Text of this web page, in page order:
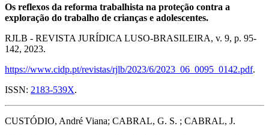
Os reflexos da reforma trabalhista na proteção contra a
exploração do trabalho de crianças e adolescentes.
RJLB - REVISTA JURÍDICA LUSO-BRASILEIRA, v. 9, p. 95-
142, 2023.
https://www.cidp.pt/revistas/rjlb/2023/6/2023_06_0095_0142.pdf.
ISSN: 2183-539X.
CUSTÓDIO, André Viana; CABRAL, G. S. ; CABRAL, J.